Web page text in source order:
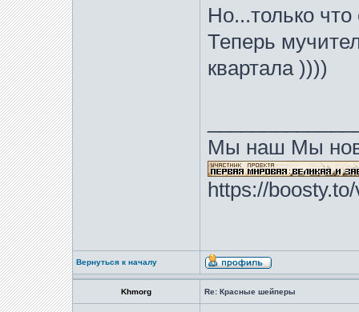
Но...только
Теперь
квартала ))))
Мы наш Мы
https://
Вернуться к началу
Khmorg Re: Красные шейперы